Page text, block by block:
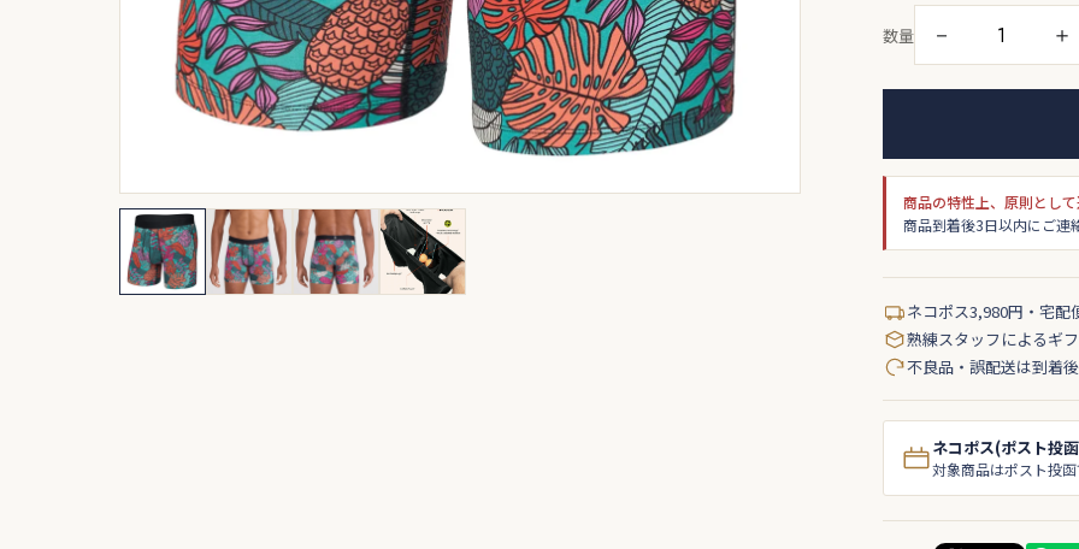
数量 － ＋
商品の特性上、原則とし
商品到着後3日以内にご連
ネコポス3,980円・宅配
熟練スタッフによるギ
不良品・誤配送は到着
ネコポス(ポスト投
対象商品はポスト投